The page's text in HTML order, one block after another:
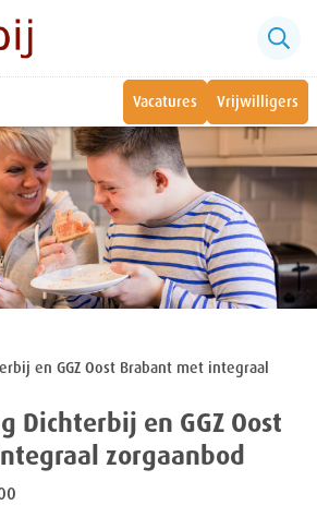
Vacatures Vrijwilligers
en GGZ Oost Brabant met integraal
Dichterbij en GGZ Oost
zorgaanbod
Sluiten